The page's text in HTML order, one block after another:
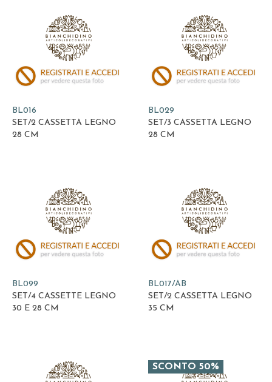
BL016
SET/2 CASSETTA LEGNO
28 CM
BL029
SET/3 CASSETTA LEGNO
28 CM
BL099
SET/4 CASSETTE LEGNO
30 E 28 CM
BL017/AB
SET/2 CASSETTA LEGNO
35 CM
SCONTO 50%